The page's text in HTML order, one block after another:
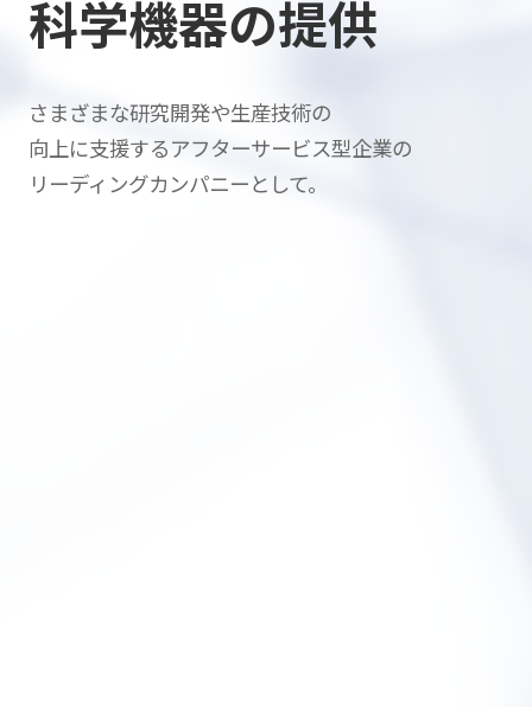
科学機器の提供
さまざまな研究開発や生産技術の
向上に支援するアフターサービス型企業の
リーディングカンパニーとして。